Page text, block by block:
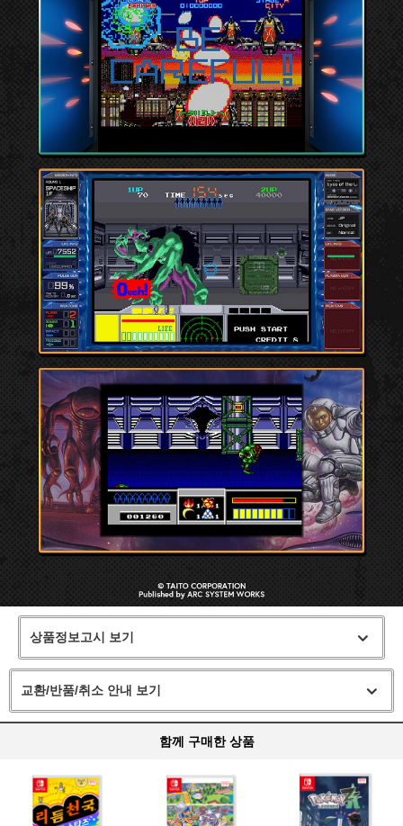
상품정보고시 보기
교환/반품/취소 안내 보기
함께 구매한 상품